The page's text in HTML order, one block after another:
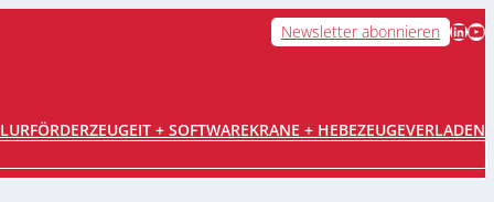
Newsletter abonnieren LinkedIn YouTube
IT + SOFTWAREKRANE + HEBEZEUGEVERLADEN